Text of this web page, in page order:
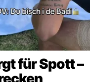
für Spott –